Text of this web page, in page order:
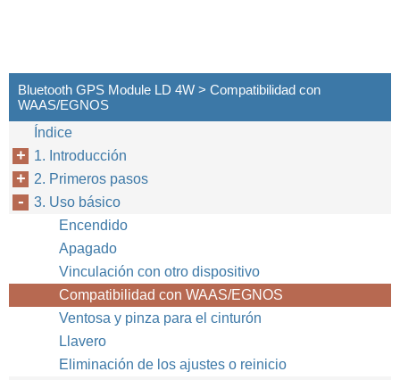
Bluetooth GPS Module LD 4W > Compatibilidad con
WAAS/EGNOS
Índice
1. Introducción
2. Primeros pasos
3. Uso básico
Encendido
Apagado
Vinculación con otro dispositivo
Compatibilidad con WAAS/EGNOS
Ventosa y pinza para el cinturón
Llavero
Eliminación de los ajustes o reinicio